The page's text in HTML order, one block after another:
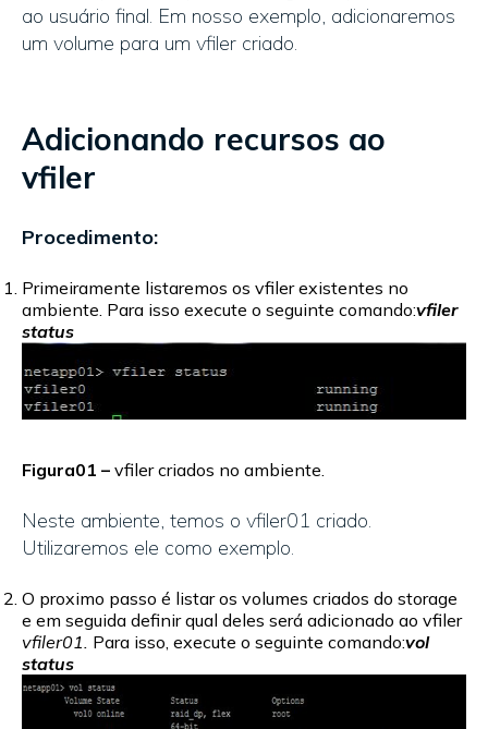
ao usuário final. Em nosso exemplo, adicionaremos
um volume para um vfiler criado.
Adicionando recursos ao
vfiler
Procedimento:
Primeiramente listaremos os vfiler existentes no
ambiente. Para isso execute o seguinte comando:vfiler
status
Figura01 – vfiler criados no ambiente.
Neste ambiente, temos o vfiler01 criado.
Utilizaremos ele como exemplo.
O proximo passo é listar os volumes criados do storage
e em seguida definir qual deles será adicionado ao vfiler
vfiler01. Para isso, execute o seguinte comando:vol
status